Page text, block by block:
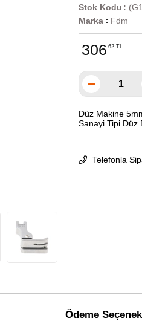
Stok Kodu
Marka : Fdm
306 62 TL
Düz Makine
Sanayi Tipi Düz
Telefonla
Ödeme